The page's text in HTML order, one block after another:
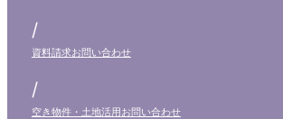
/
資料請求お問い合わせ
/
空き物件・土地活用お問い合わせ